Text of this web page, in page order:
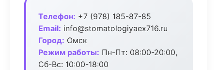
Телефон: +7 (978) 185-87-85
Email: info@stomatologiyaex716.ru
Город: Омск
Режим работы: Пн-Пт: 08:00-20:00,
Сб-Вс: 10:00-18:00